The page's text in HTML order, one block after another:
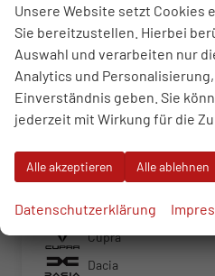
Sie haben Fragen? Ich bin
Fahrzeugnr.
Alfa Romeo
Audi
BMW
Cupra
Dacia
Unsere Website setzt Cookies
Sie bereitzustellen. Hierbei
Auswahl und verarbeiten nur
Analytics und
Einverständnis geben. Sie
jederzeit mit Wirkung für die
Alle akzeptieren Alle ablehnen
Datenschutzerklärung